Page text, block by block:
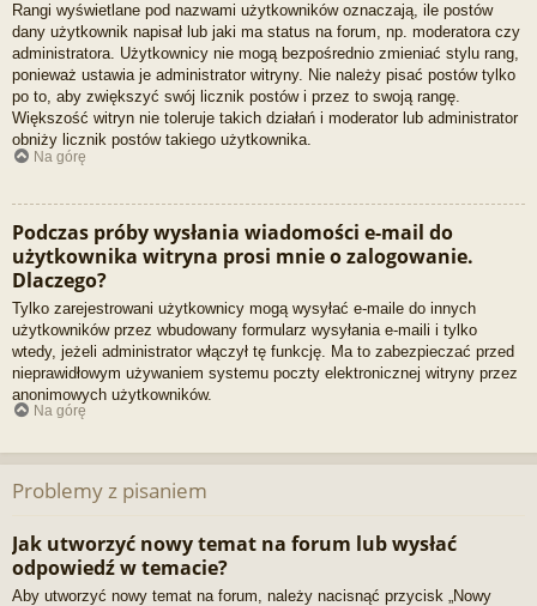
Rangi wyświetlane pod nazwami użytkowników oznaczają, ile postów
dany użytkownik napisał lub jaki ma status na forum, np. moderatora czy
administratora. Użytkownicy nie mogą bezpośrednio zmieniać stylu rang,
ponieważ ustawia je administrator witryny. Nie należy pisać postów tylko
po to, aby zwiększyć swój licznik postów i przez to swoją rangę.
Większość witryn nie toleruje takich działań i moderator lub administrator
obniży licznik postów takiego użytkownika.
Na górę
Podczas próby wysłania wiadomości e-mail do
użytkownika witryna prosi mnie o zalogowanie.
Dlaczego?
Tylko zarejestrowani użytkownicy mogą wysyłać e-maile do innych
użytkowników przez wbudowany formularz wysyłania e-maili i tylko
wtedy, jeżeli administrator włączył tę funkcję. Ma to zabezpieczać przed
nieprawidłowym używaniem systemu poczty elektronicznej witryny przez
anonimowych użytkowników.
Na górę
Problemy z pisaniem
Jak utworzyć nowy temat na forum lub wysłać
odpowiedź w temacie?
Aby utworzyć nowy temat na forum, należy nacisnąć przycisk „Nowy